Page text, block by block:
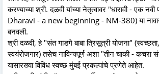
करण्याच्या श्री. दळवी यांच्या नेतृत्वावर "धारावी - एक
Dharavi - a new beginning - NM-380) या
बनवली.
श्री दळवी, हे "संत गाडगे बाबा त्रिसूत्री योजना"
स्वयंरोजगार) तसेच नाविन्यपूर्ण अशा "तीन चाकी - कचरा
यासारख्या विविध स्वच्छ मुंबई प्रकल्पांचे प्रणेते आहेत.